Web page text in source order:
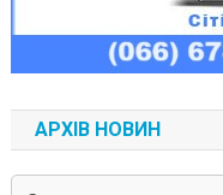
АРХІВ НОВИН